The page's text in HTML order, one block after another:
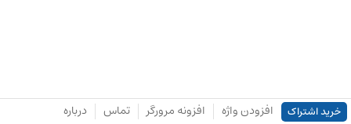
خرید اشتراک افزودن واژه افزونه مرورگر تماس درباره